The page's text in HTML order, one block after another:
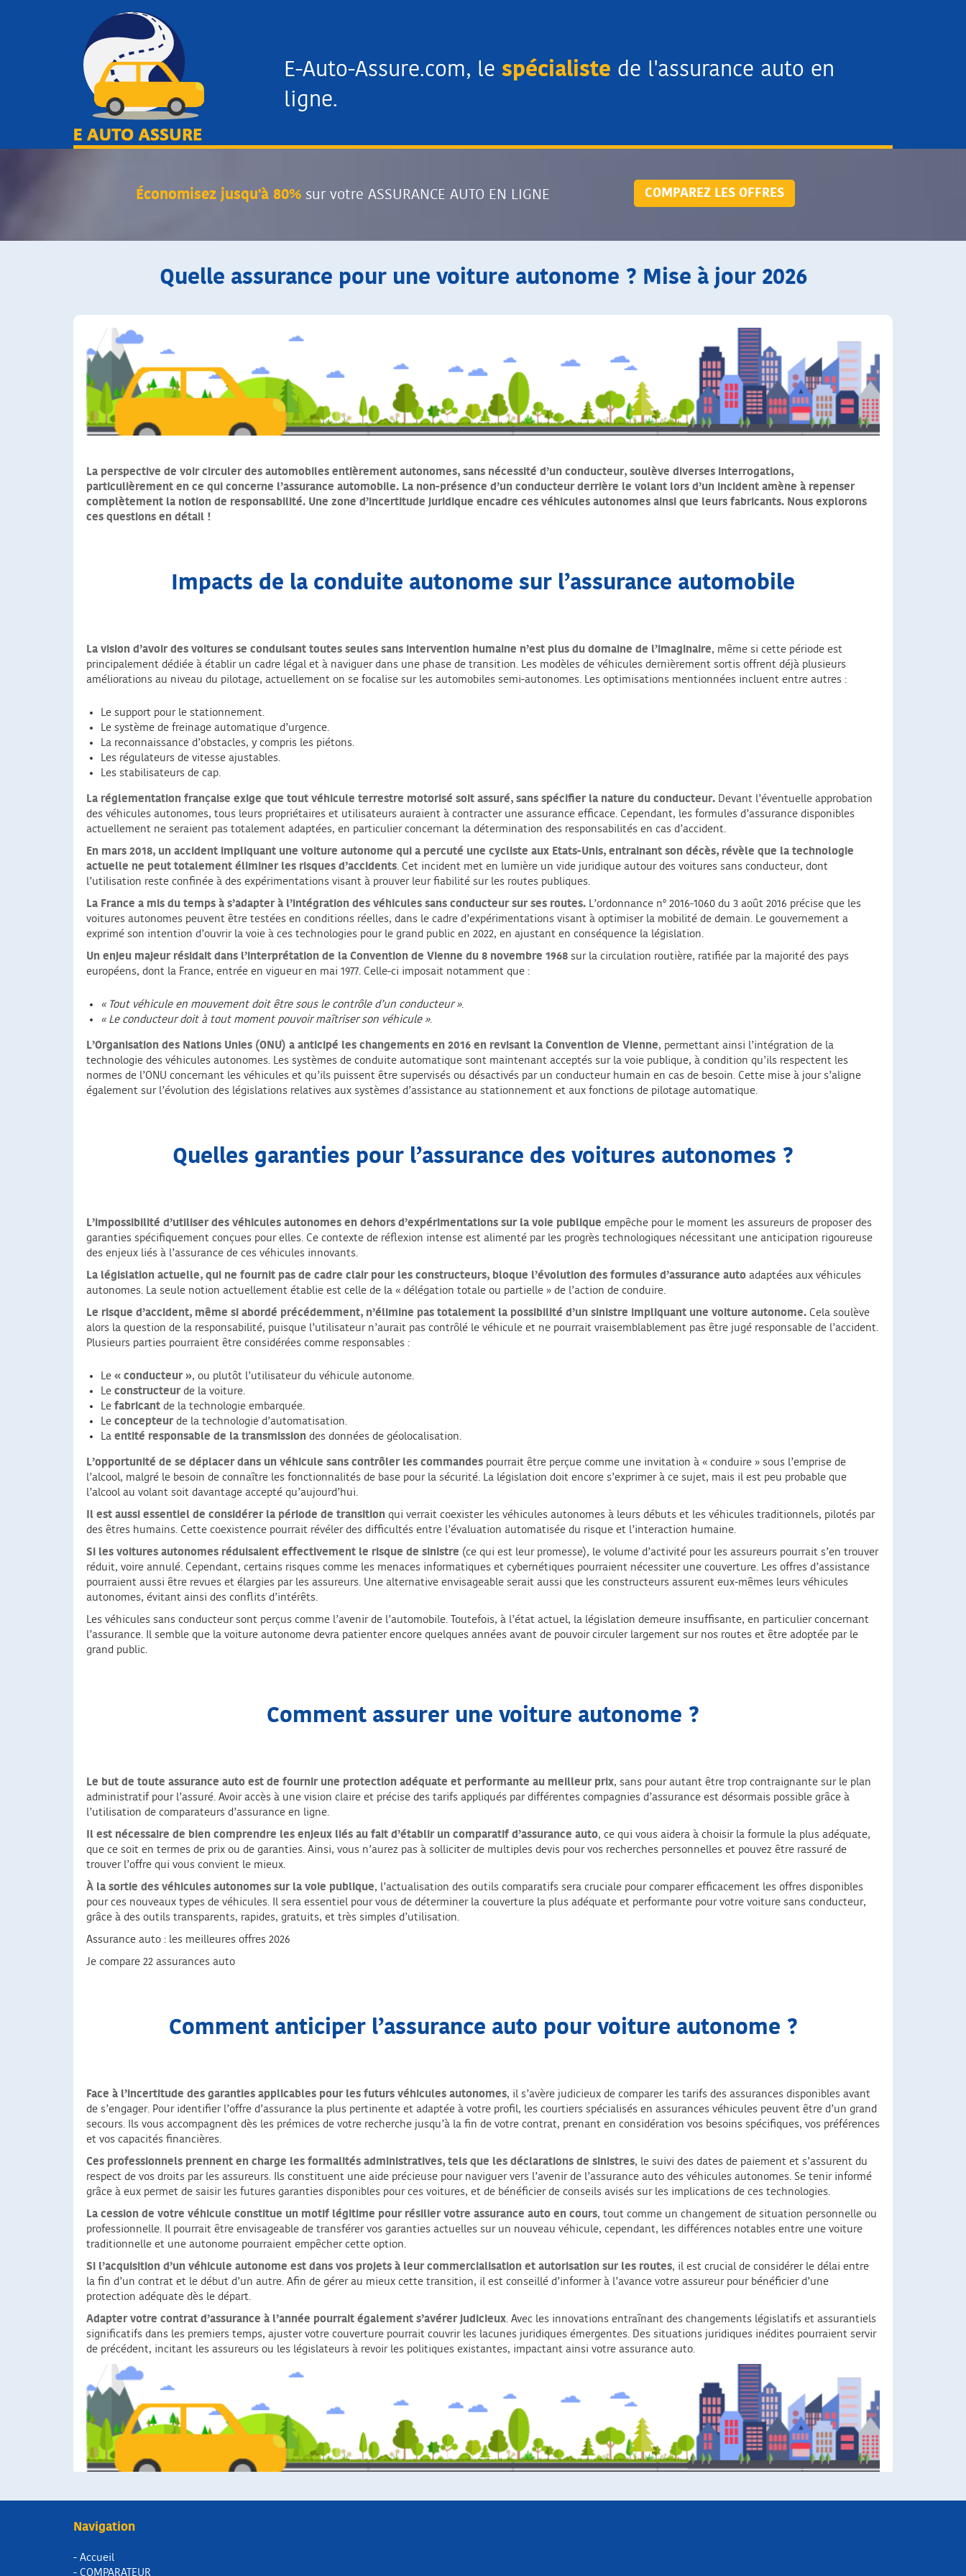
E-Auto-Assure.com, le spécialiste de l'assurance auto en
ligne.
Économisez jusqu'à 80% sur votre ASSURANCE AUTO EN LIGNE COMPAREZ LES OFFRES
Quelle assurance pour une voiture autonome ? Mise à jour 2026
La perspective de voir circuler des automobiles entièrement autonomes, sans nécessité d’un conducteur, soulève diverses interrogations,
particulièrement en ce qui concerne l’assurance automobile. La non-présence d’un conducteur derrière le volant lors d’un incident amène à repenser
complètement la notion de responsabilité. Une zone d’incertitude juridique encadre ces véhicules autonomes ainsi que leurs fabricants. Nous explorons
ces questions en détail !
Impacts de la conduite autonome sur l’assurance automobile
La vision d’avoir des voitures se conduisant toutes seules sans intervention humaine n’est plus du domaine de l’imaginaire, même si cette période est
principalement dédiée à établir un cadre légal et à naviguer dans une phase de transition. Les modèles de véhicules dernièrement sortis offrent déjà plusieurs
améliorations au niveau du pilotage, actuellement on se focalise sur les automobiles semi-autonomes. Les optimisations mentionnées incluent entre autres :
Le support pour le stationnement.
Le système de freinage automatique d’urgence.
La reconnaissance d’obstacles, y compris les piétons.
Les régulateurs de vitesse ajustables.
Les stabilisateurs de cap.
La réglementation française exige que tout véhicule terrestre motorisé soit assuré, sans spécifier la nature du conducteur. Devant l’éventuelle approbation
des véhicules autonomes, tous leurs propriétaires et utilisateurs auraient à contracter une assurance efficace. Cependant, les formules d’assurance disponibles
actuellement ne seraient pas totalement adaptées, en particulier concernant la détermination des responsabilités en cas d’accident.
En mars 2018, un accident impliquant une voiture autonome qui a percuté une cycliste aux Etats-Unis, entrainant son décès, révèle que la technologie
actuelle ne peut totalement éliminer les risques d’accidents. Cet incident met en lumière un vide juridique autour des voitures sans conducteur, dont
l’utilisation reste confinée à des expérimentations visant à prouver leur fiabilité sur les routes publiques.
La France a mis du temps à s’adapter à l’intégration des véhicules sans conducteur sur ses routes. L’ordonnance n° 2016-1060 du 3 août 2016 précise que les
voitures autonomes peuvent être testées en conditions réelles, dans le cadre d’expérimentations visant à optimiser la mobilité de demain. Le gouvernement a
exprimé son intention d’ouvrir la voie à ces technologies pour le grand public en 2022, en ajustant en conséquence la législation.
Un enjeu majeur résidait dans l’interprétation de la Convention de Vienne du 8 novembre 1968 sur la circulation routière, ratifiée par la majorité des pays
européens, dont la France, entrée en vigueur en mai 1977. Celle-ci imposait notamment que :
« Tout véhicule en mouvement doit être sous le contrôle d’un conducteur ».
« Le conducteur doit à tout moment pouvoir maîtriser son véhicule ».
L’Organisation des Nations Unies (ONU) a anticipé les changements en 2016 en revisant la Convention de Vienne, permettant ainsi l’intégration de la
technologie des véhicules autonomes. Les systèmes de conduite automatique sont maintenant acceptés sur la voie publique, à condition qu’ils respectent les
normes de l’ONU concernant les véhicules et qu’ils puissent être supervisés ou désactivés par un conducteur humain en cas de besoin. Cette mise à jour s’aligne
également sur l’évolution des législations relatives aux systèmes d’assistance au stationnement et aux fonctions de pilotage automatique.
Quelles garanties pour l’assurance des voitures autonomes ?
L’impossibilité d’utiliser des véhicules autonomes en dehors d’expérimentations sur la voie publique empêche pour le moment les assureurs de proposer des
garanties spécifiquement conçues pour elles. Ce contexte de réflexion intense est alimenté par les progrès technologiques nécessitant une anticipation rigoureuse
des enjeux liés à l’assurance de ces véhicules innovants.
La législation actuelle, qui ne fournit pas de cadre clair pour les constructeurs, bloque l’évolution des formules d’assurance auto adaptées aux véhicules
autonomes. La seule notion actuellement établie est celle de la « délégation totale ou partielle » de l’action de conduire.
Le risque d’accident, même si abordé précédemment, n’élimine pas totalement la possibilité d’un sinistre impliquant une voiture autonome. Cela soulève
alors la question de la responsabilité, puisque l’utilisateur n’aurait pas contrôlé le véhicule et ne pourrait vraisemblablement pas être jugé responsable de l’accident.
Plusieurs parties pourraient être considérées comme responsables :
Le « conducteur », ou plutôt l’utilisateur du véhicule autonome.
Le constructeurde la voiture.
Le fabricant de la technologie embarquée.
Le concepteurde la technologie d’automatisation.
La entité responsable de la transmission des données de géolocalisation.
L’opportunité de se déplacer dans un véhicule sans contrôler les commandes pourrait être perçue comme une invitation à « conduire » sous l’emprise de
l’alcool, malgré le besoin de connaître les fonctionnalités de base pour la sécurité. La législation doit encore s’exprimer à ce sujet, mais il est peu probable que
l’alcool au volant soit davantage accepté qu’aujourd’hui.
Il est aussi essentiel de considérer la période de transition qui verrait coexister les véhicules autonomes à leurs débuts et les véhicules traditionnels, pilotés par
des êtres humains. Cette coexistence pourrait révéler des difficultés entre l’évaluation automatisée du risque et l’interaction humaine.
Si les voitures autonomes réduisaient effectivement le risque de sinistre (ce qui est leur promesse), le volume d’activité pour les assureurs pourrait s’en trouver
réduit, voire annulé. Cependant, certains risques comme les menaces informatiques et cybernétiques pourraient nécessiter une couverture. Les offres d’assistance
pourraient aussi être revues et élargies par les assureurs. Une alternative envisageable serait aussi que les constructeurs assurent eux-mêmes leurs véhicules
autonomes, évitant ainsi des conflits d’intérêts.
Les véhicules sans conducteur sont perçus comme l’avenir de l’automobile. Toutefois, à l’état actuel, la législation demeure insuffisante, en particulier concernant
l’assurance. Il semble que la voiture autonome devra patienter encore quelques années avant de pouvoir circuler largement sur nos routes et être adoptée par le
grand public.
Comment assurer une voiture autonome ?
Le but de toute assurance auto est de fournir une protection adéquate et performante au meilleur prix, sans pour autant être trop contraignante sur le plan
administratif pour l’assuré. Avoir accès à une vision claire et précise des tarifs appliqués par différentes compagnies d’assurance est désormais possible grâce à
l’utilisation de comparateurs d’assurance en ligne.
Il est nécessaire de bien comprendre les enjeux liés au fait d’établir un comparatif d’assurance auto, ce qui vous aidera à choisir la formule la plus adéquate,
que ce soit en termes de prix ou de garanties. Ainsi, vous n’aurez pas à solliciter de multiples devis pour vos recherches personnelles et pouvez être rassuré de
trouver l’offre qui vous convient le mieux.
À la sortie des véhicules autonomes sur la voie publique, l’actualisation des outils comparatifs sera cruciale pour comparer efficacement les offres disponibles
pour ces nouveaux types de véhicules. Il sera essentiel pour vous de déterminer la couverture la plus adéquate et performante pour votre voiture sans conducteur,
grâce à des outils transparents, rapides, gratuits, et très simples d’utilisation.
Assurance auto : les meilleures offres 2026
Je compare 22 assurances auto
Comment anticiper l’assurance auto pour voiture autonome ?
Face à l’incertitude des garanties applicables pour les futurs véhicules autonomes, il s’avère judicieux de comparer les tarifs des assurances disponibles avant
de s’engager. Pour identifier l’offre d’assurance la plus pertinente et adaptée à votre profil, les courtiers spécialisés en assurances véhicules peuvent être d’un grand
secours. Ils vous accompagnent dès les prémices de votre recherche jusqu’à la fin de votre contrat, prenant en considération vos besoins spécifiques, vos préférences
et vos capacités financières.
Ces professionnels prennent en charge les formalités administratives, tels que les déclarations de sinistres, le suivi des dates de paiement et s’assurent du
respect de vos droits par les assureurs. Ils constituent une aide précieuse pour naviguer vers l’avenir de l’assurance auto des véhicules autonomes. Se tenir informé
grâce à eux permet de saisir les futures garanties disponibles pour ces voitures, et de bénéficier de conseils avisés sur les implications de ces technologies.
La cession de votre véhicule constitue un motif légitime pour résilier votre assurance auto en cours, tout comme un changement de situation personnelle ou
professionnelle. Il pourrait être envisageable de transférer vos garanties actuelles sur un nouveau véhicule, cependant, les différences notables entre une voiture
traditionnelle et une autonome pourraient empêcher cette option.
Si l’acquisition d’un véhicule autonome est dans vos projets à leur commercialisation et autorisation sur les routes, il est crucial de considérer le délai entre
la fin d’un contrat et le début d’un autre. Afin de gérer au mieux cette transition, il est conseillé d’informer à l’avance votre assureur pour bénéficier d’une
protection adéquate dès le départ.
Adapter votre contrat d’assurance à l’année pourrait également s’avérer judicieux. Avec les innovations entraînant des changements législatifs et assurantiels
significatifs dans les premiers temps, ajuster votre couverture pourrait couvrir les lacunes juridiques émergentes. Des situations juridiques inédites pourraient servir
de précédent, incitant les assureurs ou les législateurs à revoir les politiques existantes, impactant ainsi votre assurance auto.
Navigation
- Accueil
- COMPARATEUR